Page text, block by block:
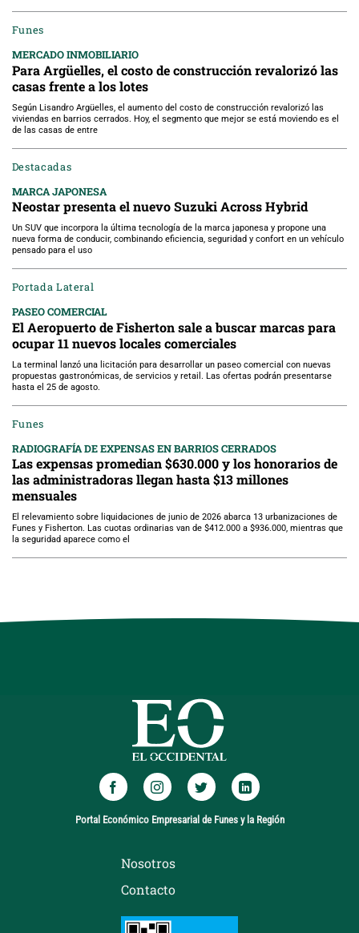
Funes
MERCADO INMOBILIARIO
Para Argüelles, el costo de construcción revalorizó las
casas frente a los lotes
Según Lisandro Argüelles, el aumento del costo de construcción revalorizó las
viviendas en barrios cerrados. Hoy, el segmento que mejor se está moviendo es el
de las casas de entre
Destacadas
MARCA JAPONESA
Neostar presenta el nuevo Suzuki Across Hybrid
Un SUV que incorpora la última tecnología de la marca japonesa y propone una
nueva forma de conducir, combinando eficiencia, seguridad y confort en un vehículo
pensado para el uso
Portada Lateral
PASEO COMERCIAL
El Aeropuerto de Fisherton sale a buscar marcas para
ocupar 11 nuevos locales comerciales
La terminal lanzó una licitación para desarrollar un paseo comercial con nuevas
propuestas gastronómicas, de servicios y retail. Las ofertas podrán presentarse
hasta el 25 de agosto.
Funes
RADIOGRAFÍA DE EXPENSAS EN BARRIOS CERRADOS
Las expensas promedian $630.000 y los honorarios de
las administradoras llegan hasta $13 millones
mensuales
El relevamiento sobre liquidaciones de junio de 2026 abarca 13 urbanizaciones de
Funes y Fisherton. Las cuotas ordinarias van de $412.000 a $936.000, mientras que
la seguridad aparece como el
Portal Económico Empresarial de Funes y la Región
Nosotros
Contacto